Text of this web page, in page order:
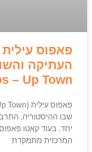
פאפוס עילית
– Up Town)
שבו ההיסטוריה,
יחד. בעוד קאטו
המרכזית מתמקדת